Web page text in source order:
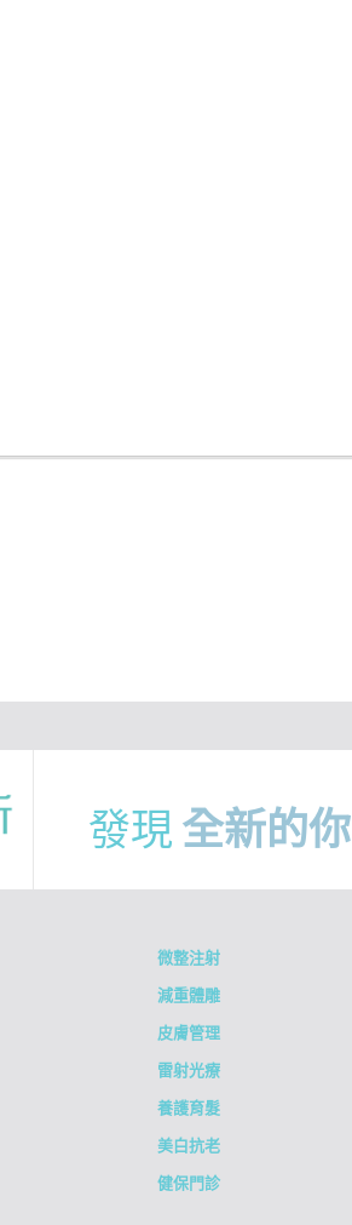
發現 全新的你
微整注射
減重體雕
皮膚管理
雷射光療
養護育髮
美白抗老
健保門診